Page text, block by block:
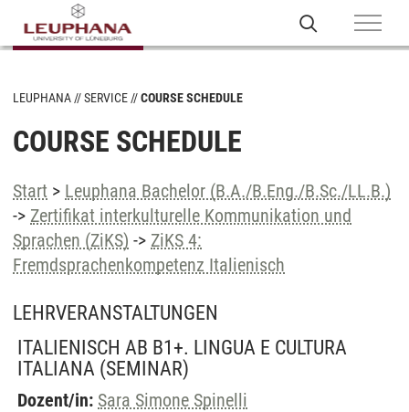
LEUPHANA SERVICE COURSE SCHEDULE
COURSE SCHEDULE
Start > Leuphana Bachelor (B.A./B.Eng./B.Sc./LL.B.)
-> Zertifikat interkulturelle Kommunikation und
Sprachen (ZiKS) -> ZiKS 4:
Fremdsprachenkompetenz Italienisch
LEHRVERANSTALTUNGEN
ITALIENISCH AB B1+. LINGUA E CULTURA
ITALIANA (SEMINAR)
Dozent/in: Sara Simone Spinelli